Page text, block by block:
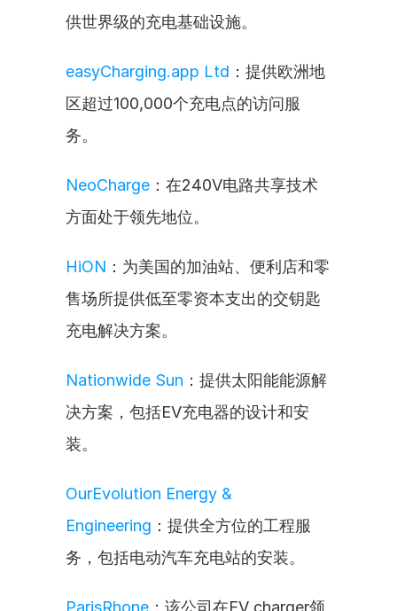
供世界级的充电基础设施。
easyCharging.app Ltd ：提供欧洲地
区超过100,000个充电点的访问服
务。
NeoCharge ：在240V电路共享技术
方面处于领先地位。
HiON ：为美国的加油站、便利店和零
售场所提供低至零资本支出的交钥匙
充电解决方案。
Nationwide Sun ：提供太阳能能源解
决方案，包括EV充电器的设计和安
装。
OurEvolution Energy &
Engineering ：提供全方位的工程服
务，包括电动汽车充电站的安装。
ParisRhone ：该公司在EV charger领